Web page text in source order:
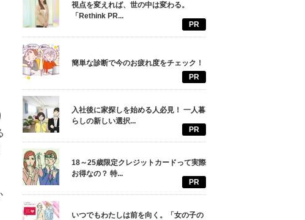
視点を変えれば、世の中は変わる。
「Rethink PR...
PR
簡単な診断で今のお疲れ度をチェック！
PR
入社後に家探しを始める人必見！ 一人暮
らしの新しい選択...
PR
18～25歳限定クレジットカードって実際
お得なの？ 特...
PR
いつでもわたしは前を向く。「女の子の